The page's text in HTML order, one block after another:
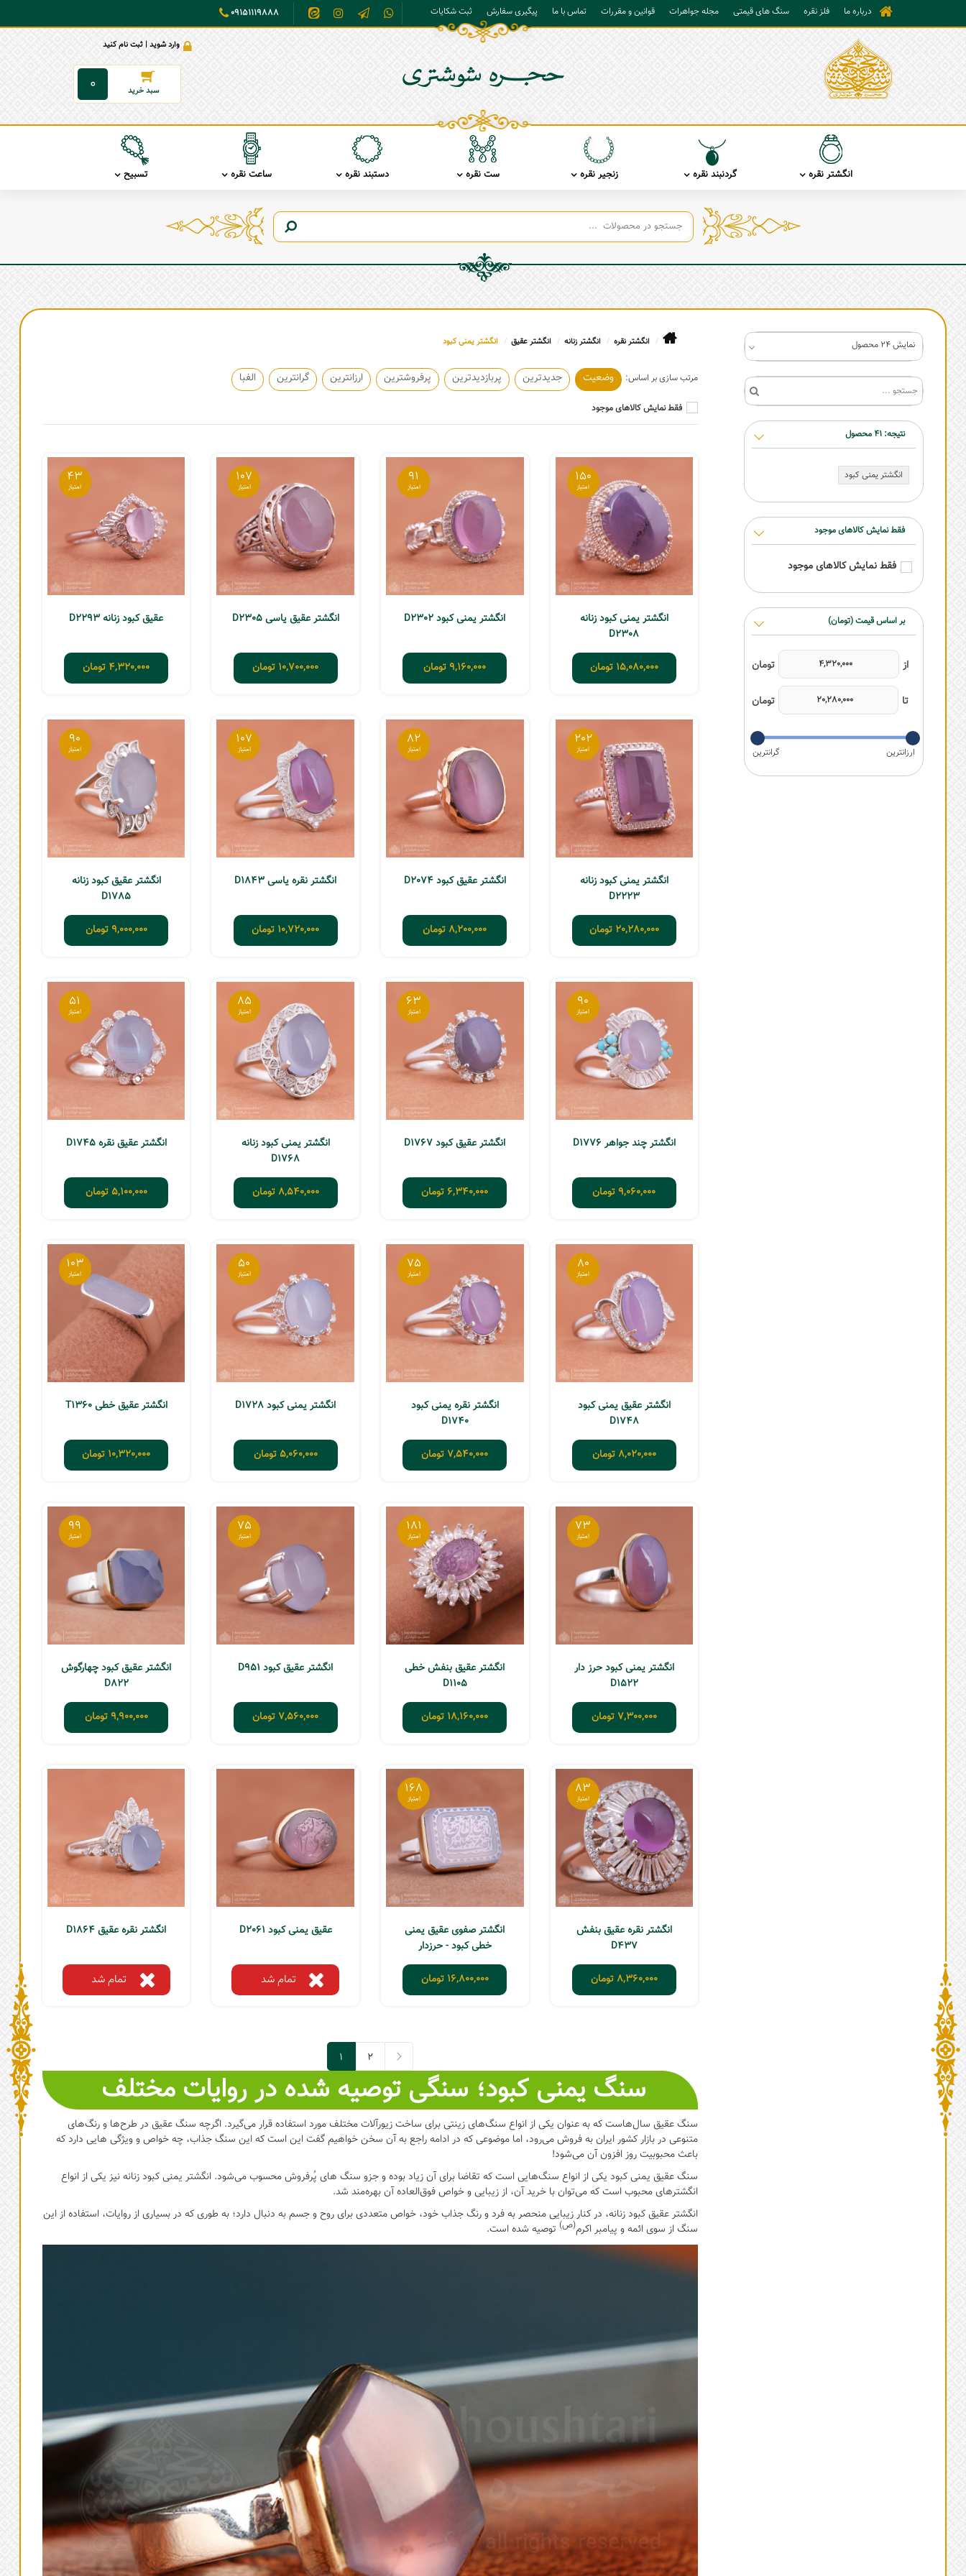
درباره ما فلز نقره سنگ های قیمتی مجله جواهرات قوانین و مقررات تماس با ما پیگیری سفارش ثبت شکایات 09151119888
وارد شوید | ثبت نام کنید
0
انگشتر نقره گردنبند نقره زنجیر نقره ست نقره دستبند نقره ساعت نقره تسبیح
انگشتر نقره انگشتر زنانه انگشتر عقیق انگشتر یمنی کبود
وضعیت جدیدترین پربازدیدترین پرفروشترین ارزانترین گرانترین الفبا
فقط نمایش کالاهای موجود
150
انگشتر یمنی کبود زنانه
D2308
15,080,000 تومان
91
انگشتر یمنی کبود D2302
9,160,000 تومان
107
انگشتر عقیق یاسی D2305
10,700,000 تومان
43
عقیق کبود زنانه D2293
4,320,000 تومان
202
انگشتر یمنی کبود زنانه
D2223
20,280,000 تومان
82
انگشتر عقیق کبود D2074
8,200,000 تومان
107
انگشتر نقره یاسی D1843
10,720,000 تومان
90
انگشتر عقیق کبود زنانه
D1785
9,000,000 تومان
90
انگشتر چند جواهر D1776
9,060,000 تومان
63
انگشتر عقیق کبود D1767
6,340,000 تومان
85
انگشتر یمنی کبود زنانه
D1768
8,540,000 تومان
51
انگشتر عقیق نقره D1745
5,100,000تومان
80
انگشتر عقیق یمنی کبود
D1748
8,020,000 تومان
75
انگشتر نقره یمنی کبود
D1740
7,540,000 تومان
50
انگشتر یمنی کبود D1728
5,060,000تومان
103
انگشتر عقیق خطی T1360
10,320,000 تومان
73
انگشتر یمنی کبود حرز دار
D1522
7,300,000 تومان
181
انگشتر عقیق بنفش خطی
D1105
18,160,000 تومان
75
انگشتر عقیق کبود D951
7,560,000 تومان
99
انگشتر عقیق کبود چهارگوش
D822
9,900,000 تومان
83
انگشتر نقره عقیق بنفش
D437
8,360,000 تومان
168
انگشتر صفوی عقیق یمنی
خطی کبود - حرزدار
16,800,000 تومان
عقیق یمنی کبود D2061
تمام شد
انگشتر نقره عقیق D1864
تمام شد
1
2
1
سنگ یمنی کبود؛ سنگی توصیه شده در روایات مختلف
سنگ عقیق سال‌هاست که به عنوان یکی از انواع سنگ‌های زینتی برای ساخت زیورآلات مختلف مورد استفاده قرار می‌گیرد. اگرچه سنگ عقیق در طرح‌ها و رنگ‌های
متنوعی در بازار کشور ایران به فروش می‌رود، اما موضوعی که در ادامه راجع به آن سخن خواهیم گفت این است که این سنگ جذاب، چه خواص و ویژگی هایی دارد که
باعث محبوبیت روز افزون آن می‌شود!
سنگ عقیق یمنی کبود یکی از انواع سنگ‌هایی است که تقاضا برای آن زیاد بوده و جزو سنگ های پُرفروش محسوب می‌شود. انگشتر یمنی کبود زنانه نیز یکی از انواع
انگشترهای محبوب است که می‌توان با خرید آن، از زیبایی و خواص فوق‌العاده آن بهره‌مند شد.
انگشتر عقیق کبود زنانه، در کنار زیبایی منحصر به فرد و رنگ جذاب خود، خواص متعددی برای روح و جسم به دنبال دارد؛ به طوری که در بسیاری از روایات، استفاده از این
سنگ از سوی ائمه و پیامبر اکرم(ص)توصیه شده است.
نمایش 24 محصول
نتیجه: 41 محصول
انگشتر یمنی کبود
فقط نمایش کالاهای موجود
فقط نمایش کالاهای موجود
بر اساس قیمت (تومان)